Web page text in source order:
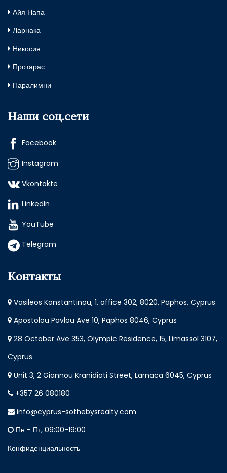
Айя Напа
Ларнака
Никосия
Протарас
Паралимни
Наши соц.сети
Facebook
Instagram
Vkontakte
LinkedIn
YouTube
Telegram
Контакты
Vasileos Konstantinou, 1, office 302, 8020, Paphos, Cyprus
Apostolou Pavlou Ave 10, Paphos 8046, Cyprus
28 October Ave 353, Olympic Residence, 15, Limassol 3107,
Cyprus
Unit 3, 2 Giannou Kranidioti Street, Larnaca 6045, Cyprus
+357 26 080180
info@cyprus-sothebysrealty.com
Пн - Пт, 09:00-19:00
Конфиденциальность